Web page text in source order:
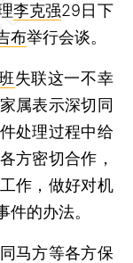
李克强29日下
布举行会谈。
失联这一不幸
属表示深切同
处理过程中给
方密切合作，
作，做好对机
件的办法。
马方等各方保